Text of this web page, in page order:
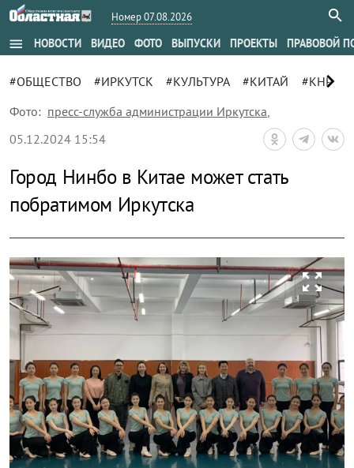
Номер 07.08.2026
menu НОВОСТИ ВИДЕО ФОТО ВЫПУСКИ ПРОЕКТЫ ПРАВОВОЙ
#ОБЩЕСТВО #ИРКУТСК #КУЛЬТУРА #КИТАЙ #КНР
chevron_right
Фото: пресс-служба администрации Иркутска,
05.12.2024 15:54
Город Нинбо в Китае может стать
побратимом Иркутска
zoom_out_map